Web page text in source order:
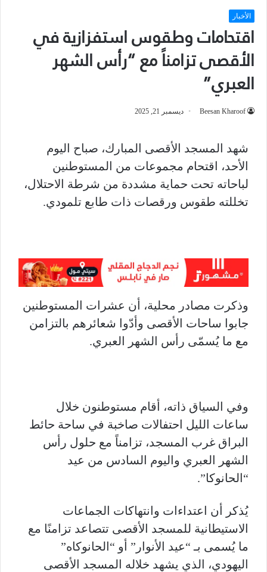
الأخبار
اقتحامات وطقوس استفزازية في
الأقصى تزامناً مع “رأس الشهر
العبري”
Beesan Kharoof ديسمبر 21, 2025
شهد المسجد الأقصى المبارك، صباح اليوم
الأحد، اقتحام مجموعات من المستوطنين
لباحاته تحت حماية مشددة من شرطة الاحتلال،
تخللته طقوس ورقصات ذات طابع تلمودي.
وذكرت مصادر محلية، أن عشرات المستوطنين
جابوا ساحات الأقصى وأدّوا شعائرهم بالتزامن
مع ما يُسمّى رأس الشهر العبري.
وفي السياق ذاته، أقام مستوطنون خلال
ساعات الليل احتفالات صاخبة في ساحة حائط
البراق غرب المسجد، تزامناً مع حلول رأس
الشهر العبري واليوم السادس من عيد
“الحانوكا”.
يُذكر أن اعتداءات وانتهاكات الجماعات
الاستيطانية للمسجد الأقصى تتصاعد تزامنًا مع
ما يُسمى بـ “عيد الأنوار” أو “الحانوكاه”
اليهودي، الذي يشهد خلاله المسجد الأقصى